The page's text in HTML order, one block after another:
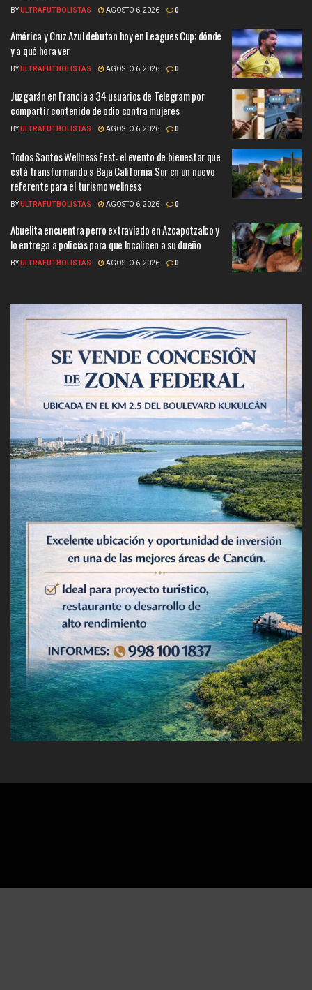
BYULTRAFUTBOLISTAS AGOSTO 6, 2026 0
América y Cruz Azul debutan hoy en Leagues Cup; dónde
y a qué hora ver
BYULTRAFUTBOLISTAS AGOSTO 6, 2026 0
Juzgarán en Francia a 34 usuarios de Telegram por
compartir contenido de odio contra mujeres
BYULTRAFUTBOLISTAS AGOSTO 6, 2026 0
Todos Santos Wellness Fest: el evento de bienestar que
está transformando a Baja California Sur en un nuevo
referente para el turismo wellness
BYULTRAFUTBOLISTAS AGOSTO 6, 2026 0
Abuelita encuentra perro extraviado en Azcapotzalco y
lo entrega a policías para que localicen a su dueño
BYULTRAFUTBOLISTAS AGOSTO 6, 2026 0